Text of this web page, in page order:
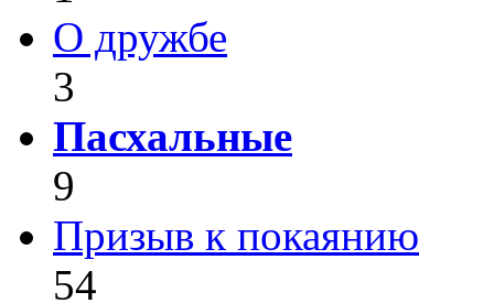
О дружбе
3
Пасхальные
9
Призыв к покаянию
54